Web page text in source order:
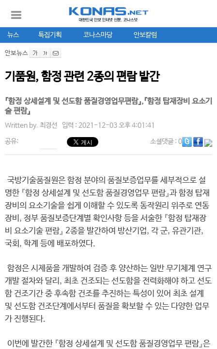
뉴스 특집기획 코나스마당 안보칼럼
안보뉴스
기품원, 함정 관련 2종의 편람 발간
『함정 상세설계 및 선도함 품질경영업무편람』,『함정 탑재장비 요소기
술 편람』
Written by. 최경선 입력 : 2021-12-03 오후 4:01:41
공유: 소셜댓글: 0
국방기술품질원은 함정 분야의 품질보증업무를 세부적으로 설
명한 『함정 상세설계 및 선도함 품질경영업무 편람』과 함정 탑재
장비의 요소기술을 쉽게 이해할 수 있도록 동작원리 위주로 연동
장비, 정부 품질보증단계별 확인사항 등을 서술한 『함정 탑재장
비 요소기술 편람』 2종을 발간하여 방산기업, 각 군, 유관기관,
국회, 학계 등에 배포하였다.
함정은 시제품을 개발하여 검증 후 양산하는 일반 무기체계 연구
개발 절차와 달리, 최초 건조되는 선도함을 전력화해야 하고 선도
함 건조기간 중 후속함 건조를 추진하는 특성이 있어 최초 설계
및 선도함 건조단계에서부터 품질을 확보할 수 있는 다양한 업무
가 진행된다.
이번에 발간한 『함정 상세설계 및 선도함 품질경영업무 편람』은